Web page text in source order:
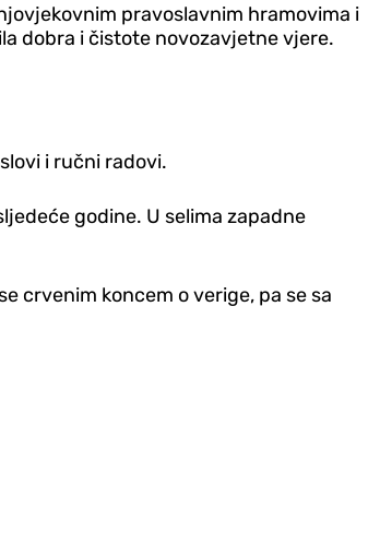
pravoslavnim hramovima i
dobra i čistote novozavjetne vjere.
i ručni radovi.
godine. U selima zapadne
crvenim koncem o verige, pa se sa